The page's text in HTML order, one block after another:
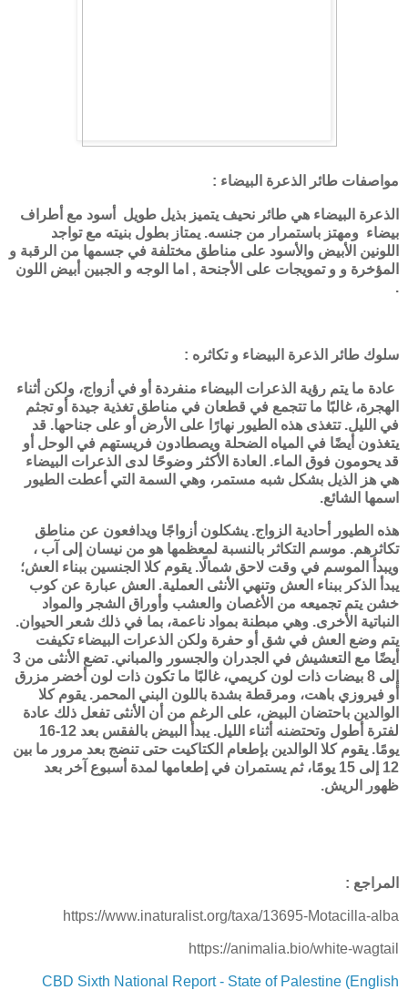
مواصفات طائر الذعرة البيضاء :
الذعرة البيضاء هي طائر نحيف يتميز بذيل طويل أسود مع أطراف
بيضاء ومهتز باستمرار من جنسه. يمتاز بطول بنيته مع تواجد
اللونين الأبيض والأسود على مناطق مختلفة في جسمها من الرقبة و
المؤخرة و و تمويجات على الأجنحة , اما الوجه و الجبين أبيض اللون
.
سلوك طائر الذعرة البيضاء و تكاثره :
عادة ما يتم رؤية الذعرات البيضاء منفردة أو في أزواج، ولكن أثناء
الهجرة، غالبًا ما تتجمع في قطعان في مناطق تغذية جيدة أو تجثم
في الليل. تتغذى هذه الطيور نهارًا على الأرض أو على جناحها. قد
يتغذون أيضًا في المياه الضحلة ويصطادون فريستهم في الوحل أو
قد يحومون فوق الماء. العادة الأكثر وضوحًا لدى الذعرات البيضاء
هي هز الذيل بشكل شبه مستمر، وهي السمة التي أعطت الطيور
اسمها الشائع.
هذه الطيور أحادية الزواج. يشكلون أزواجًا ويدافعون عن مناطق
تكاثرهم. موسم التكاثر بالنسبة لمعظمها هو من نيسان إلى آب ،
ويبدأ الموسم في وقت لاحق شمالًا. يقوم كلا الجنسين ببناء العش؛
يبدأ الذكر ببناء العش وتنهي الأنثى العملية. العش عبارة عن كوب
خشن يتم تجميعه من الأغصان والعشب وأوراق الشجر والمواد
النباتية الأخرى. وهي مبطنة بمواد ناعمة، بما في ذلك شعر الحيوان.
يتم وضع العش في شق أو حفرة ولكن الذعرات البيضاء تكيفت
أيضًا مع التعشيش في الجدران والجسور والمباني. تضع الأنثى من 3
إلى 8 بيضات ذات لون كريمي، غالبًا ما تكون ذات لون أخضر مزرق
أو فيروزي باهت، ومرقطة بشدة باللون البني المحمر. يقوم كلا
الوالدين باحتضان البيض، على الرغم من أن الأنثى تفعل ذلك عادة
لفترة أطول وتحتضنه أثناء الليل. يبدأ البيض بالفقس بعد 12-16
يومًا. يقوم كلا الوالدين بإطعام الكتاكيت حتى تنضج بعد مرور ما بين
12 إلى 15 يومًا، ثم يستمران في إطعامها لمدة أسبوع آخر بعد
ظهور الريش.
المراجع :
https://www.inaturalist.org/taxa/13695-Motacilla-alba
https://animalia.bio/white-wagtail
CBD Sixth National Report - State of Palestine (English